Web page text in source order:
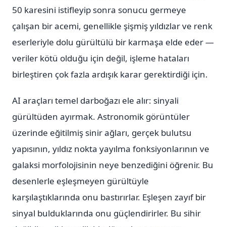
50 karesini istifleyip sonra sonucu germeye
çalışan bir acemi, genellikle şişmiş yıldızlar ve renk
eserleriyle dolu gürültülü bir karmaşa elde eder —
veriler kötü olduğu için değil, işleme hataları
birleştiren çok fazla ardışık karar gerektirdiği için.
AI araçları temel darboğazı ele alır: sinyali
gürültüden ayırmak. Astronomik görüntüler
üzerinde eğitilmiş sinir ağları, gerçek bulutsu
yapısının, yıldız nokta yayılma fonksiyonlarının ve
galaksi morfolojisinin neye benzediğini öğrenir. Bu
desenlerle eşleşmeyen gürültüyle
karşılaştıklarında onu bastırırlar. Eşleşen zayıf bir
sinyal bulduklarında onu güçlendirirler. Bu sihir